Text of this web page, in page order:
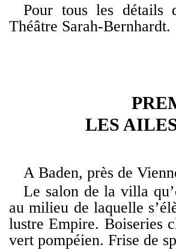
Pour tous les détails
Théâtre Sarah-Bernhardt.
LES
A Baden, près de
Le salon de la villa
au milieu de laquelle
lustre Empire. Boiseries
vert pompéien. Frise de